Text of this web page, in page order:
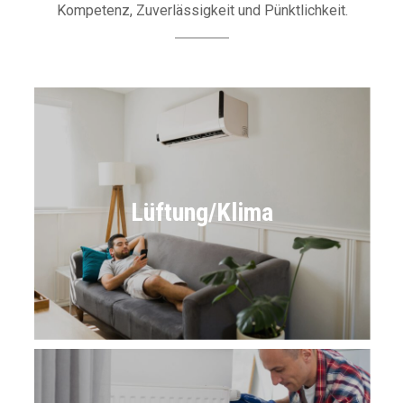
Kompetenz, Zuverlässigkeit und Pünktlichkeit.
Lüftung/Klima